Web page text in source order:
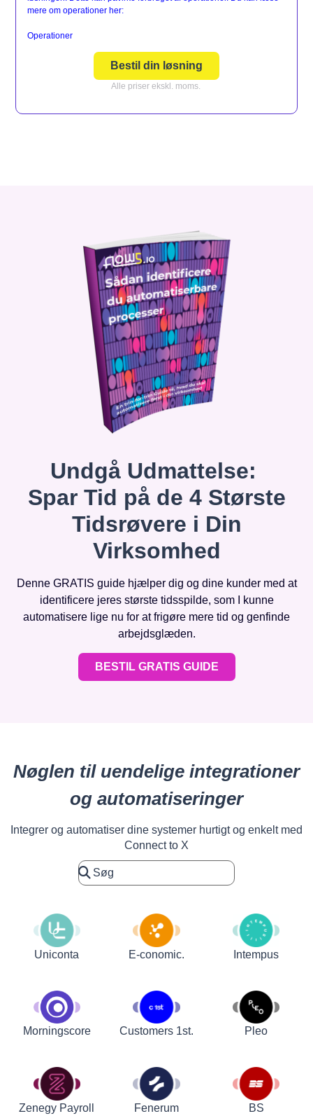
mere om operationer her:
Operationer
Bestil din løsning
Alle priser ekskl. moms.
Undgå Udmattelse:
Spar Tid på de 4 Største
Tidsrøvere i Din
Virksomhed
Denne GRATIS guide hjælper dig og dine kunder med at
identificere jeres største tidsspilde, som I kunne
automatisere lige nu for at frigøre mere tid og genfinde
arbejdsglæden.
BESTIL GRATIS GUIDE
Nøglen til uendelige integrationer
og automatiseringer
Integrer og automatiser dine systemer hurtigt og enkelt med
Connect to X
Uniconta E-conomic. Intempus
Morningscore Customers 1st. Pleo
Zenegy Payroll Fenerum
BS